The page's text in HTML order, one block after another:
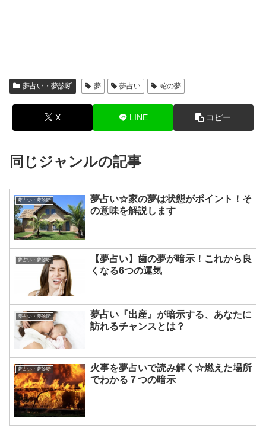
夢占い・夢診断 夢 夢占い 蛇の夢
X LINE コピー
同じジャンルの記事
夢占い・夢診断
夢占い☆家の夢は状態がポイント！そ
の意味を解説します
夢占い・夢診断
【夢占い】歯の夢が暗示！これから良
くなる6つの運気
夢占い・夢診断
夢占い『出産』が暗示する、あなたに
訪れるチャンスとは？
夢占い・夢診断
火事を夢占いで読み解く☆燃えた場所
でわかる７つの暗示